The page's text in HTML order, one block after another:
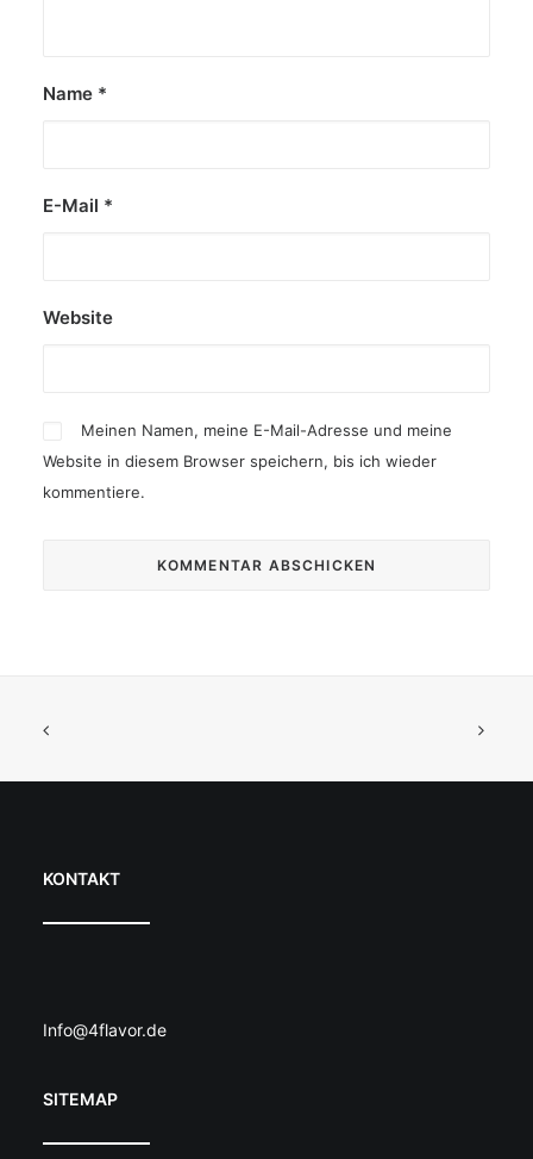
Name *
E-Mail *
Website
Meinen Namen, meine E-Mail-Adresse und meine
Website in diesem Browser speichern, bis ich wieder
kommentiere.
KONTAKT
Info@4flavor.de
SITEMAP